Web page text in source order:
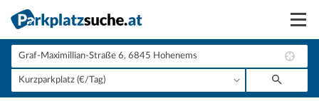
Suchen
Vermieten